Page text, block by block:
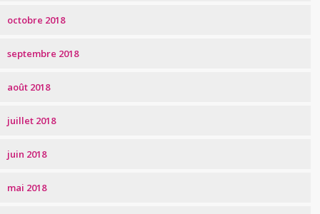
octobre 2018
septembre 2018
août 2018
juillet 2018
juin 2018
mai 2018